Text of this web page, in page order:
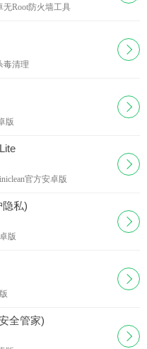
无Root防火墙工具
毒清理
版
官方安卓版
隐私)
版
全管家)